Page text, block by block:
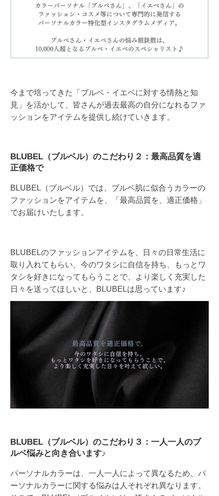
今まで培ってきた「ブルベ・イエベに対する情熱と知
見」を活かして、皆さんが過去最高の自分になれるファ
ッションをアイテムを提供し続けていきます。
BLUBEL（ブルベル）のこだわり２：最高品質を適
正価格で
BLUBEL（ブルベル）では、ブルベ肌に似合うカラーの
ファッションをアイテムを、「最高品質を、適正価格」
でお届けいたします。
BLUBELのファッションアイテムを、日々の日常生活に
取り入れてもらい、今のワタシに自信を持ち、もっとワ
タシを好きになってもらうことで、より楽しく充実した
日々を送ってほしいと、BLUBELは思っています♪
BLUBEL（ブルベル）のこだわり３：一人一人のブ
ルベ悩みと向き合います♪
パーソナルカラーは、一人一人によって異なるため、パ
ーソナルカラーに関する悩みは人それぞれ異なります。